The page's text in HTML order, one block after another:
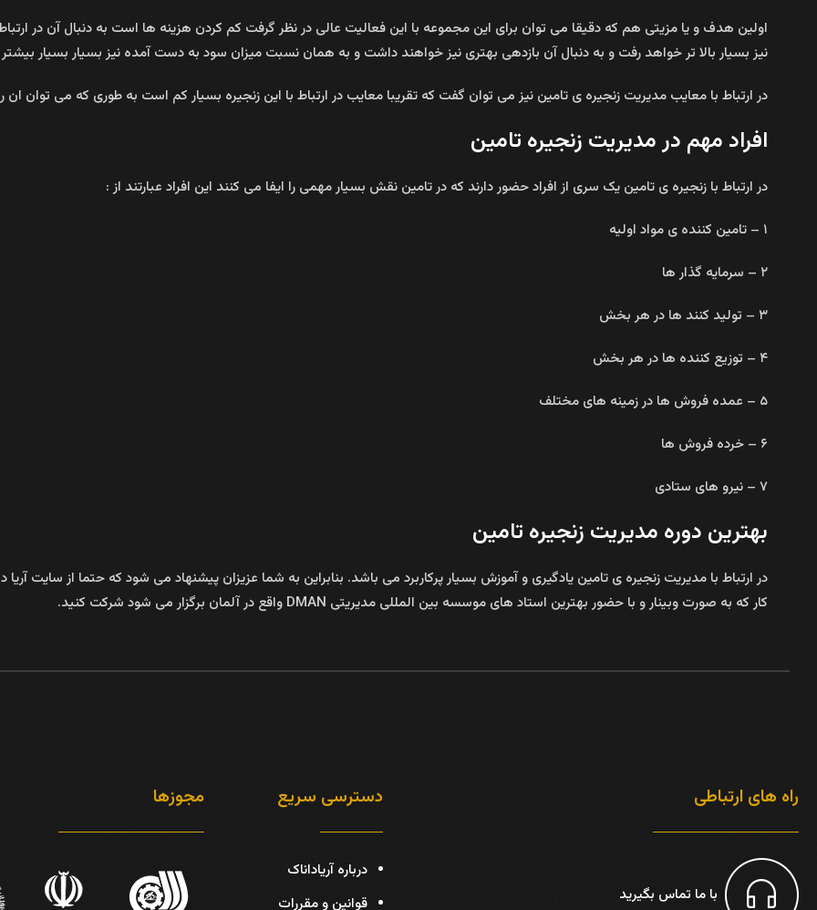
اولین هدف و یا مزیتی هم که دقیقا می توان برای این مجموعه با این فعالیت عالی در نظر گرفت کم کردن هزینه ها است به دنبال آن در
نیز بسیار بالا تر خواهد رفت و به دنبال آن بازدهی بهتری نیز خواهند داشت و به همان نسبت میزان سود به دست آمده نیز بسیار بسیار
در ارتباط با معایب مدیریت زنجیره ی تامین نیز می توان گفت که تقریبا معایب در ارتباط با این زنجیره بسیار کم است به طوری که می توان ان
افراد مهم در مدیریت زنجیره تامین
در ارتباط با زنجیره ی تامین یک سری از افراد حضور دارند که در تامین نقش بسیار مهمی را ایفا می کنند این افراد عبارتند از :
۱ – تامین کننده ی مواد اولیه
۲ – سرمایه گذار ها
۳ – تولید کنند ها در هر بخش
۴ – توزیع کننده ها در هر بخش
۵ – عمده فروش ها در زمینه های مختلف
۶ – خرده فروش ها
۷ – نیرو های ستادی
بهترین دوره مدیریت زنجیره تامین
در ارتباط با مدیریت زنجیره ی تامین یادگیری و آموزش بسیار پرکاربرد می باشد. بنابراین به شما عزیزان پیشنهاد می شود که حتما از سایت
کار که به صورت وبینار و با حضور بهترین استاد های موسسه بین المللی مدیریتی DMAN واقع در آلمان برگزار می شود شرکت کنید.
راه های ارتباطی
با ما تماس بگیرید
دسترسی سریع
درباره آریاداناک
قوانین و مقررات
مجوزها